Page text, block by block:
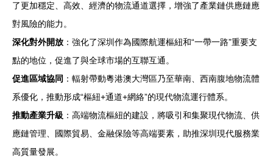
了更加穩定、高效、經濟的物流通道選擇，增強了產業鏈供應鏈應
對風險的能力。
深化對外開放 ：強化了深圳作為國際航運樞紐和“一帶一路”重要支
點的地位，促進了與全球市場的互聯互通。
促進區域協同 ：輻射帶動粵港澳大灣區乃至華南、西南腹地物流體
系優化，推動形成“樞紐+通道+網絡”的現代物流運行體系。
推動產業升級 ：高端物流樞紐的建設，將吸引和集聚現代物流、供
應鏈管理、國際貿易、金融保險等高端要素，助推深圳現代服務業
高質量發展。